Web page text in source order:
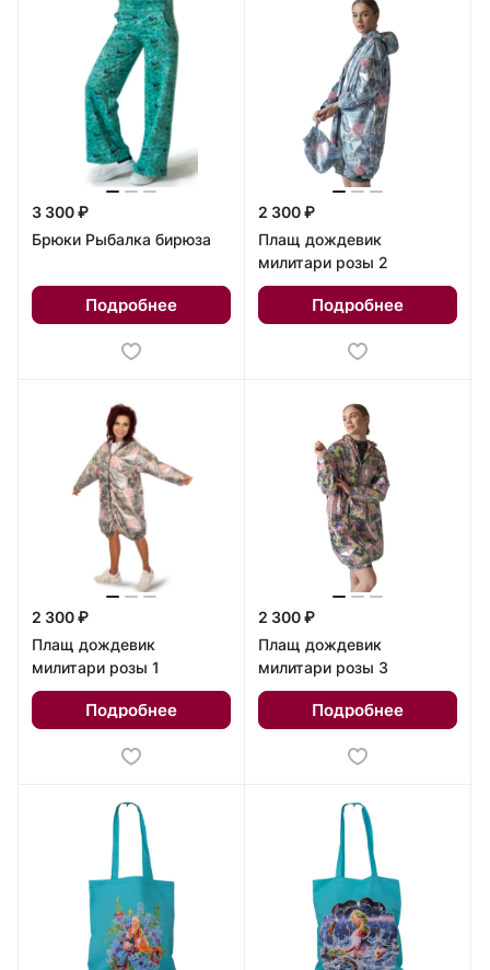
3 300 ₽
Брюки Рыбалка бирюза
Подробнее
2 300 ₽
Плащ дождевик
милитари розы 2
Подробнее
2 300 ₽
Плащ дождевик
милитари розы 1
Подробнее
2 300 ₽
Плащ дождевик
милитари розы 3
Подробнее